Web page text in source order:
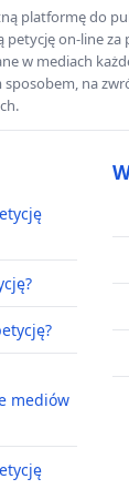
platformę do
on-line za
w mediach
na
mediów